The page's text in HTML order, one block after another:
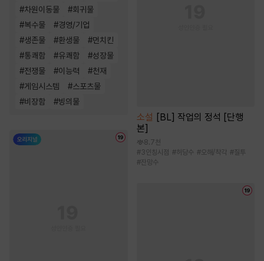
#차원이동물 #회귀물
#복수물 #경영/기업
#생존물 #환생물 #먼치킨
#통쾌함 #유쾌함 #성장물
#전쟁물 #이능력 #천재
#게임시스템 #스포츠물
#비장함 #빙의물
소설 [BL] 작업의 정석 [단행
본]
8.7천
#3인칭시점 #허당수 #오해/착각 #질투
#잔망수